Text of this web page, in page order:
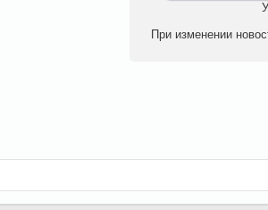
При изменении